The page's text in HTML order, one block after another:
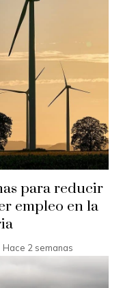
para reducir
empleo en la
Hace 2 semanas